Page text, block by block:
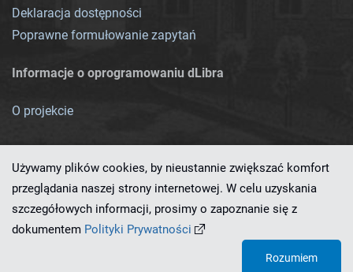
Deklaracja dostępności
Poprawne formułowanie zapytań
Informacje o oprogramowaniu dLibra
O projekcie
Ten serwis działa dzięki oprogramowaniu
Używamy plików cookies, by nieustannie zwiększać komfort
przeglądania naszej strony internetowej. W celu uzyskania
szczegółowych informacji, prosimy o zapoznanie się z
dokumentem Polityki Prywatności
Rozumiem